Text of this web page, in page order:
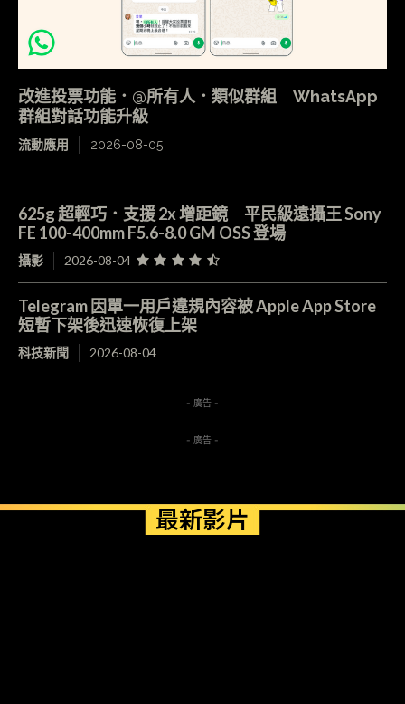
改進投票功能．@所有人．類似群組 WhatsApp
群組對話功能升級
流動應用 2026-08-05
625g 超輕巧．支援 2x 增距鏡 平民級遠攝王 Sony
FE 100-400mm F5.6-8.0 GM OSS 登場
攝影 2026-08-04
Telegram 因單一用戶違規內容被 Apple App Store
短暫下架後迅速恢復上架
科技新聞 2026-08-04
- 廣告 -
- 廣告 -
最新影片